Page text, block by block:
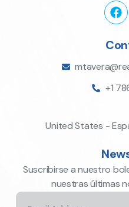
+1
United States -
Suscribirse a nuestro
nuestras últimas